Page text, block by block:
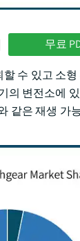
무료
수 있고 소
변전소에
같은 재생